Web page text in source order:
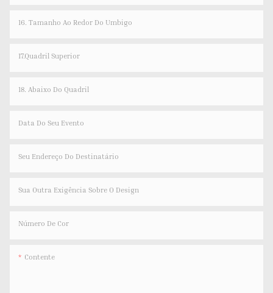
16. Tamanho Ao Redor Do Umbigo
17.Quadril Superior
18. Abaixo Do Quadril
Data Do Seu Evento
Seu Endereço Do Destinatário
Sua Outra Exigência Sobre O Design
Número De Cor
Contente